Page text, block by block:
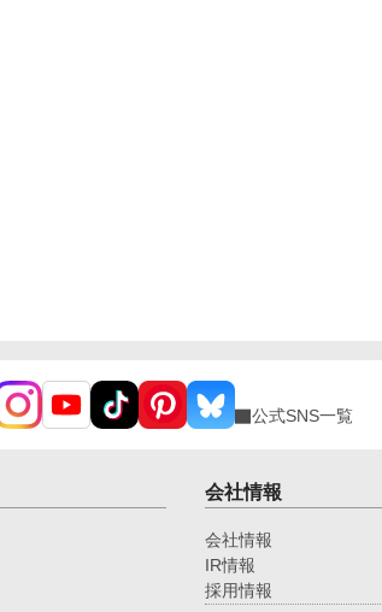
公式SNS一覧
会社情報
会社情報
IR情報
採用情報